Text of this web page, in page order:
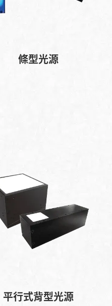
條型光源
平行式背型光源